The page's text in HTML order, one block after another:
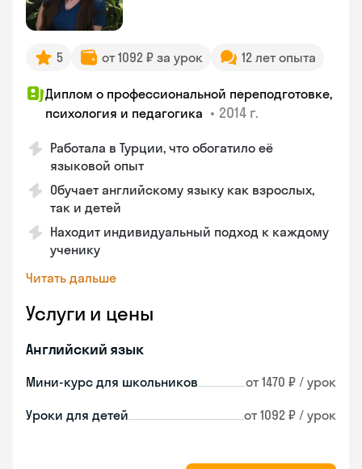
5 от 1092 ₽ за урок 12 лет опыта
Диплом о профессиональной переподготовке,
психология и педагогика • 2014 г.
Работала в Турции, что обогатило её
языковой опыт
Обучает английскому языку как взрослых,
так и детей
Находит индивидуальный подход к каждому
ученику
Читать дальше
Услуги и цены
Английский язык
Мини-курс для школьников от 1470 ₽ / урок
Уроки для детей от 1092 ₽ / урок